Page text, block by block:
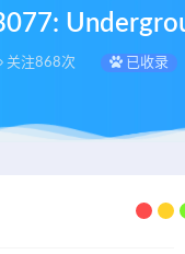
关注868次 已收录